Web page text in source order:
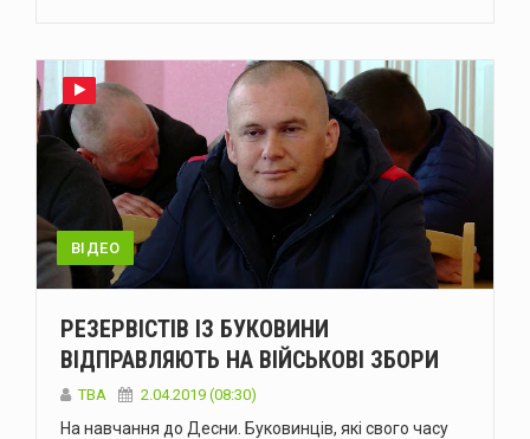
ВІДЕО
РЕЗЕРВІСТІВ ІЗ БУКОВИНИ
ВІДПРАВЛЯЮТЬ НА ВІЙСЬКОВІ ЗБОРИ
TBA 2.04.2019 (08:30)
На навчання до Десни. Буковинців, які свого часу